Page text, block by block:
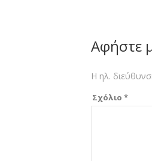
Αφήστε
Η ηλ.
Σχόλιο *